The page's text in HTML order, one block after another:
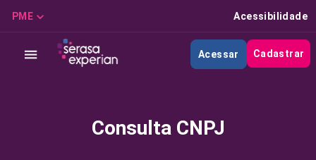
PME Acessibilidade
Acessar Cadastrar
Consulta CNPJ